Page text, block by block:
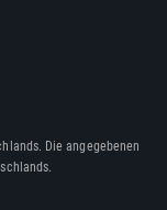
Die angegebenen